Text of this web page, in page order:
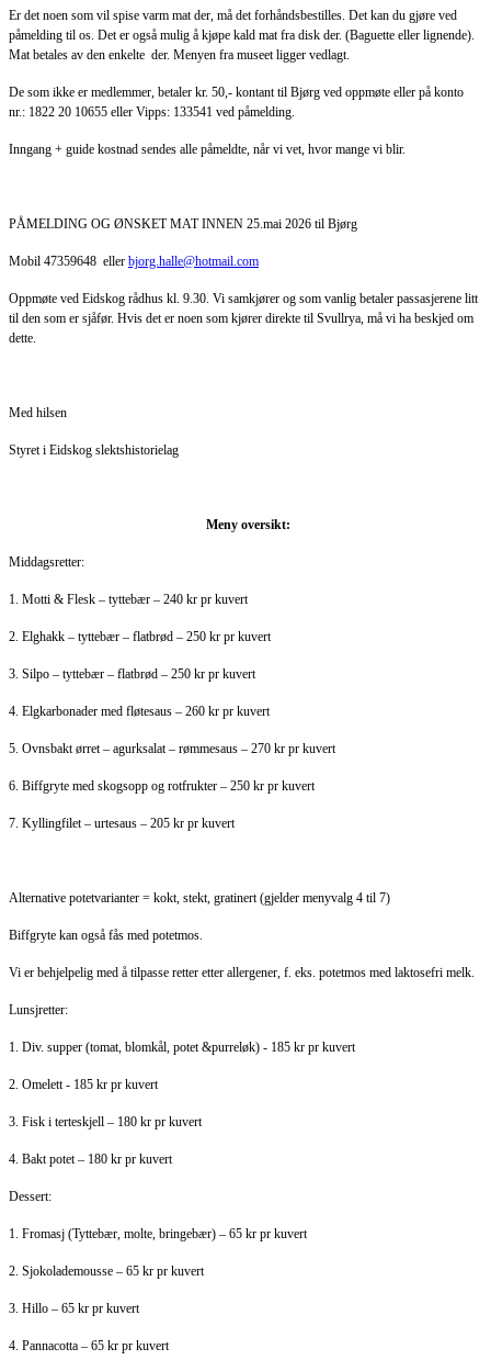
Er det noen som vil spise varm mat der, må det forhåndsbestilles. Det kan du gjøre ved
påmelding til os. Det er også mulig å kjøpe kald mat fra disk der. (Baguette eller lignende).
Mat betales av den enkelte der. Menyen fra museet ligger vedlagt.
De som ikke er medlemmer, betaler kr. 50,- kontant til Bjørg ved oppmøte eller på konto
nr.: 1822 20 10655 eller Vipps: 133541 ved påmelding.
Inngang + guide kostnad sendes alle påmeldte, når vi vet, hvor mange vi blir.
PÅMELDING OG ØNSKET MAT INNEN 25.mai 2026 til Bjørg
Mobil 47359648 eller bjorg.halle@hotmail.com
Oppmøte ved Eidskog rådhus kl. 9.30. Vi samkjører og som vanlig betaler passasjerene litt
til den som er sjåfør. Hvis det er noen som kjører direkte til Svullrya, må vi ha beskjed om
dette.
Med hilsen
Styret i Eidskog slektshistorielag
Meny oversikt:
Middagsretter:
1. Motti & Flesk – tyttebær – 240 kr pr kuvert
2. Elghakk – tyttebær – flatbrød – 250 kr pr kuvert
3. Silpo – tyttebær – flatbrød – 250 kr pr kuvert
4. Elgkarbonader med fløtesaus – 260 kr pr kuvert
5. Ovnsbakt ørret – agurksalat – rømmesaus – 270 kr pr kuvert
6. Biffgryte med skogsopp og rotfrukter – 250 kr pr kuvert
7. Kyllingfilet – urtesaus – 205 kr pr kuvert
Alternative potetvarianter = kokt, stekt, gratinert (gjelder menyvalg 4 til 7)
Biffgryte kan også fås med potetmos.
Vi er behjelpelig med å tilpasse retter etter allergener, f. eks. potetmos med laktosefri melk.
Lunsjretter:
1. Div. supper (tomat, blomkål, potet &purreløk) - 185 kr pr kuvert
2. Omelett - 185 kr pr kuvert
3. Fisk i terteskjell – 180 kr pr kuvert
4. Bakt potet – 180 kr pr kuvert
Dessert:
1. Fromasj (Tyttebær, molte, bringebær) – 65 kr pr kuvert
2. Sjokolademousse – 65 kr pr kuvert
3. Hillo – 65 kr pr kuvert
4. Pannacotta – 65 kr pr kuvert